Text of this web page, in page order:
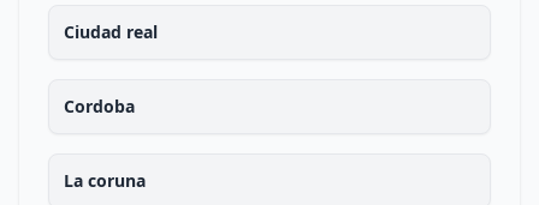
Ciudad real
Cordoba
La coruna